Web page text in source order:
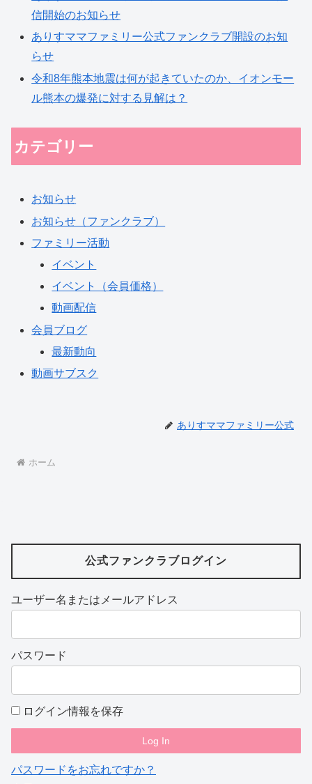
信開始のお知らせ
ありすママファミリー公式ファンクラブ開設のお知
らせ
令和8年熊本地震は何が起きていたのか、イオンモー
ル熊本の爆発に対する見解は？
カテゴリー
お知らせ
お知らせ（ファンクラブ）
ファミリー活動
イベント
イベント（会員価格）
動画配信
会員ブログ
最新動向
動画サブスク
ありすママファミリー公式
ホーム
公式ファンクラブログイン
ユーザー名またはメールアドレス
パスワード
ログイン情報を保存
パスワードをお忘れですか？